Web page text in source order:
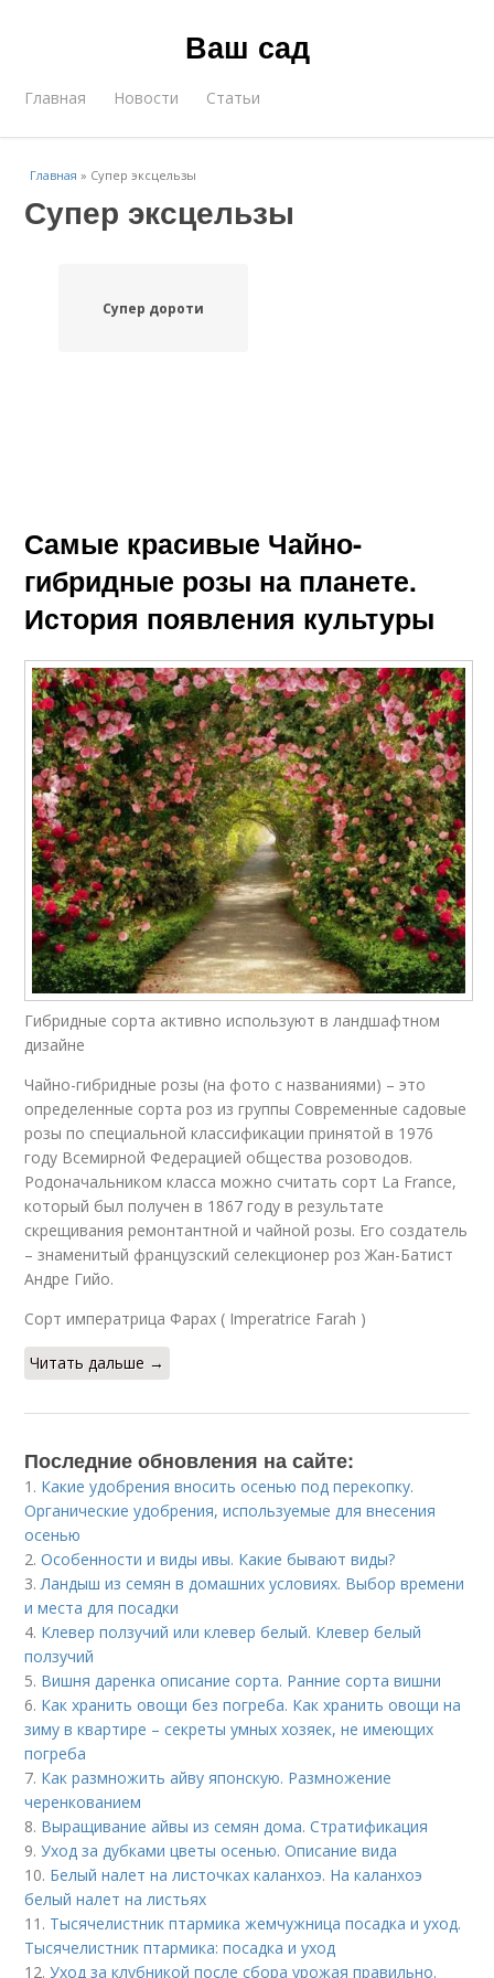
Ваш сад
Главная Новости Статьи
Главная » Супер эксцельзы
Супер эксцельзы
Супер дороти
Самые красивые Чайно-
гибридные розы на планете.
История появления культуры
Гибридные сорта активно используют в ландшафтном
дизайне
Чайно-гибридные розы (на фото с названиями) – это
определенные сорта роз из группы Современные садовые
розы по специальной классификации принятой в 1976
году Всемирной Федерацией общества розоводов.
Родоначальником класса можно считать сорт La France,
который был получен в 1867 году в результате
скрещивания ремонтантной и чайной розы. Его создатель
– знаменитый французский селекционер роз Жан-Батист
Андре Гийо.
Сорт императрица Фарах ( Imperatrice Farah )
Читать дальше →
Последние обновления на сайте:
1. Какие удобрения вносить осенью под перекопку.
Органические удобрения, используемые для внесения
осенью
2.Особенности и виды ивы. Какие бывают виды?
3.Ландыш из семян в домашних условиях. Выбор времени
и места для посадки
4. Клевер ползучий или клевер белый. Клевер белый
ползучий
5. Вишня даренка описание сорта. Ранние сорта вишни
6. Как хранить овощи без погреба. Как хранить овощи на
зиму в квартире – секреты умных хозяек, не имеющих
погреба
7. Как размножить айву японскую. Размножение
черенкованием
8. Выращивание айвы из семян дома. Стратификация
9.Уход за дубками цветы осенью. Описание вида
10. Белый налет на листочках каланхоэ. На каланхоэ
белый налет на листьях
11. Тысячелистник птармика жемчужница посадка и уход.
Тысячелистник птармика: посадка и уход
12.Уход за клубникой после сбора урожая правильно.